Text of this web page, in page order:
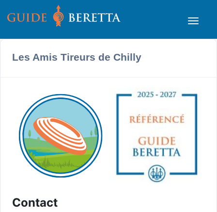
Les Amis Tireurs de Chilly
Contact